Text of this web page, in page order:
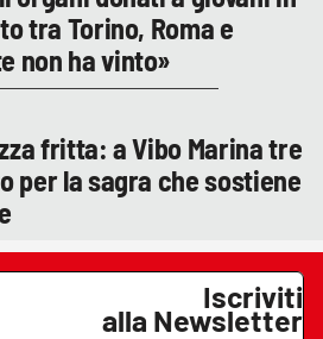
tra Torino, Roma e
non ha vinto»
fritta: a Vibo Marina tre
per la sagra che sostiene
Iscriviti
alla Newsletter